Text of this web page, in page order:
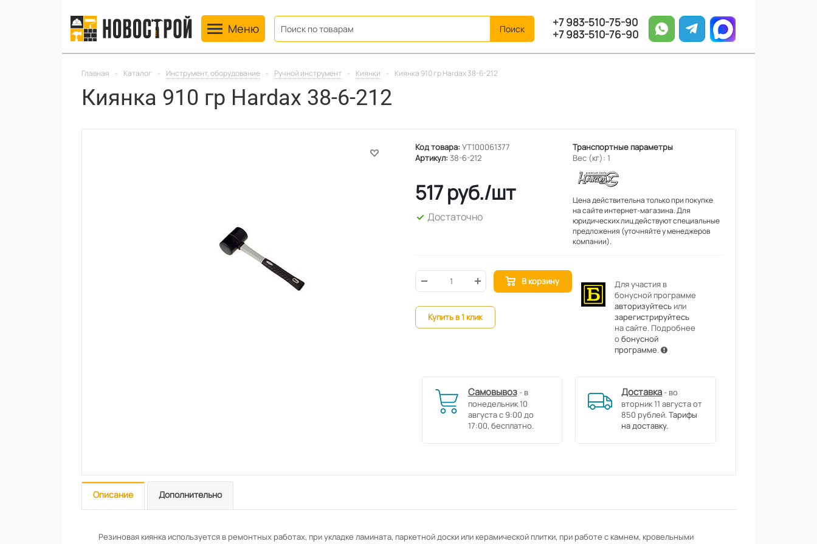
Toggle navigation
Меню
+7 983-510-75-90
+7 983-510-76-90
Главная - Каталог - Инструмент, оборудование - Ручной инструмент - Киянки - Киянка 910 гр Hardax 38-6-212
Киянка 910 гр Hardax 38-6-212
Код товара: УТ100061377
Артикул: 38-6-212
517руб./шт
Достаточно
Транспортные параметры
Вес (кг): 1
Цена действительна только при покупке
на сайте интернет-магазина. Для
юридических лиц действуют специальные
предложения (уточняйте у менеджеров
компании).
В корзину
Купить в 1 клик
Для участия в
бонусной программе
авторизуйтесьили
зарегистрируйтесь
на сайте. Подробнее
обонусной
программе.
Самовывоз- в
понедельник 10
августа с 9:00 до
17:00, бесплатно.
Доставка - во
вторник 11 августа от
850 рублей.Тарифы
на доставку.
Описание Дополнительно
Резиновая киянка используется в ремонтных работах, при укладке ламината, паркетной доски или керамической плитки, при работе с камнем, кровельными